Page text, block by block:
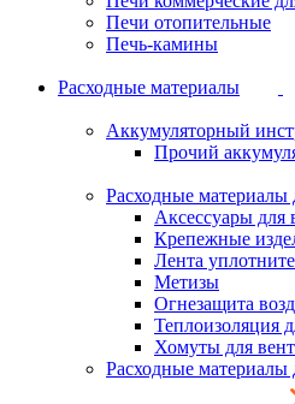
Печи отопительные
Печь-камины
Расходные материалы
Аккумуляторный
Прочий
Расходные материалы
Аксессуары для
Крепежные
Лента
Метизы
Огнезащита
Теплоизоляция
Хомуты для
Расходные материалы